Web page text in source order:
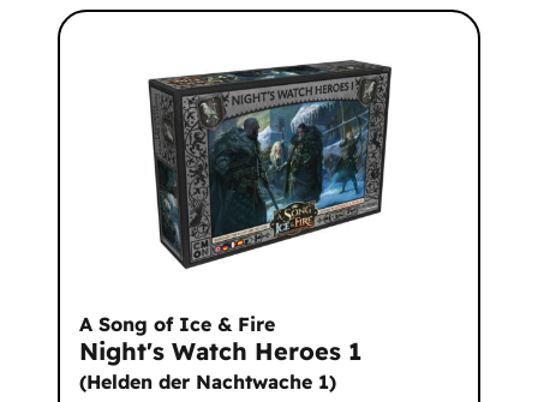
A Song of Ice & Fire
Night's Watch Heroes 1
(Helden der Nachtwache 1)